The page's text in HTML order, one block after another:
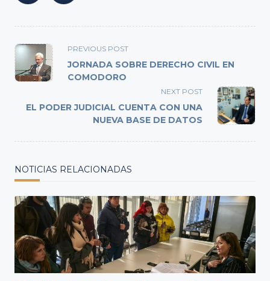
<span
class="nav-
subtitle
reader-
text">Page</span>
PREVIOUS POST
JORNADA SOBRE DERECHO CIVIL EN
COMODORO
NEXT POST
EL PODER JUDICIAL CUENTA CON UNA
NUEVA BASE DE DATOS
NOTICIAS RELACIONADAS